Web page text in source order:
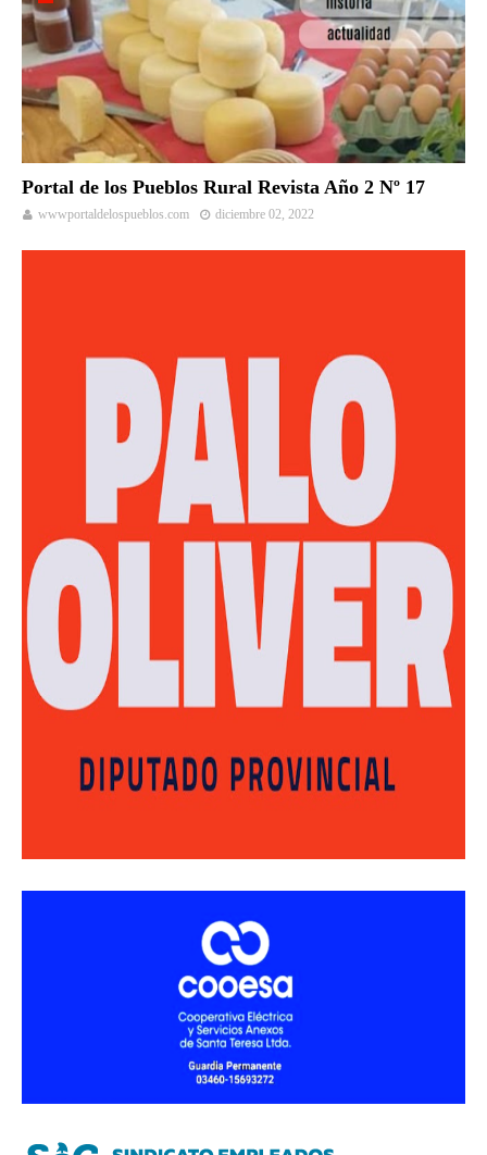
Portal de los Pueblos Rural Revista Año 2 Nº 17
wwwportaldelospueblos.com diciembre 02, 2022